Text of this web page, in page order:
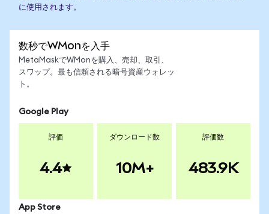
に使用されます。
数秒でWMonを入手
MetaMaskでWMonを購入、売却、取引、
スワップ。最も信頼される暗号資産ウォレッ
ト。
Google Play
評価
4.4
ダウンロード数
10M+
評価数
483.9K
App Store